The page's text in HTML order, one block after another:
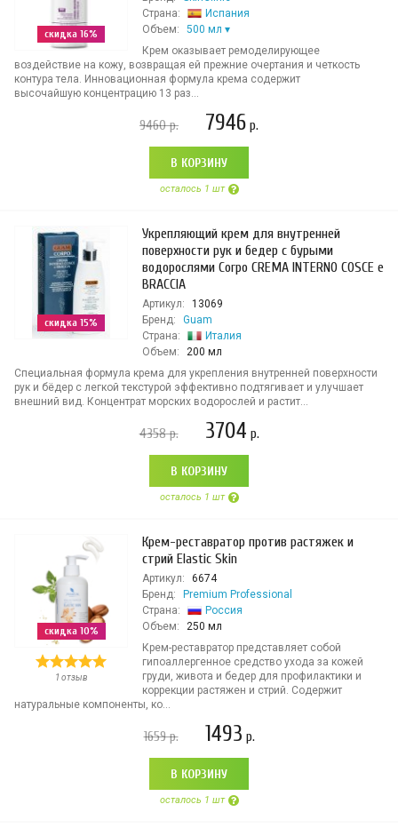
скидка 16%
Страна:
Испания
Объем:
500 мл
Крем оказывает ремоделирующее
воздействие на кожу, возвращая ей прежние очертания и четкость
контура тела. Инновационная формула крема содержит
высочайшую концентрацию 13 раз...
9460р. 7946 р.
В КОРЗИНУ
осталось 1 шт
скидка 15%
Укрепляющий крем для внутренней
поверхности рук и бедер с бурыми
водорослями Corpo CREMA INTERNO COSCE e
BRACCIA
Артикул:
13069
Бренд:
Guam
Страна:
Италия
Объем:
200 мл
Специальная формула крема для укрепления внутренней поверхности
рук и бёдер с легкой текстурой эффективно подтягивает и улучшает
внешний вид. Концентрат морских водорослей и растит...
4358р. 3704 р.
В КОРЗИНУ
осталось 1 шт
скидка 10%
1 отзыв
Крем-реставратор против растяжек и
стрий Elastic Skin
Артикул:
6674
Бренд:
Premium Professional
Страна:
Россия
Объем:
250 мл
Крем-реставратор представляет собой
гипоаллергенное средство ухода за кожей
груди, живота и бедер для профилактики и
коррекции растяжен и стрий. Содержит
натуральные компоненты, ко...
1659р. 1493 р.
В КОРЗИНУ
осталось 1 шт